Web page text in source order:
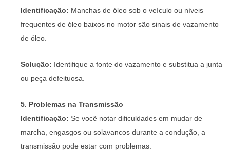
Identificação: Manchas de óleo sob o veículo ou níveis
frequentes de óleo baixos no motor são sinais de vazamento
de óleo.
Solução: Identifique a fonte do vazamento e substitua a junta
ou peça defeituosa.
5. Problemas na Transmissão
Identificação: Se você notar dificuldades em mudar de
marcha, engasgos ou solavancos durante a condução, a
transmissão pode estar com problemas.